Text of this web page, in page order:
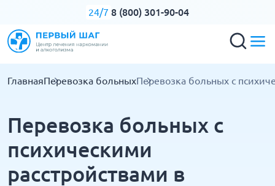
24/7 8 (800) 301-90-04
ГлавнаяПеревозка больныхПеревозка больных с
Перевозка больных с
психическими
расстройствами в